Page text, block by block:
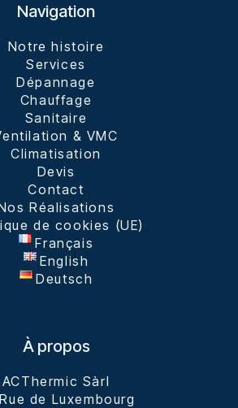
Navigation
Notre histoire
Services
Dépannage
Chauffage
Sanitaire
& VMC
Climatisation
Devis
Contact
Réalisations
de cookies (UE)
Français
English
Deutsch
À propos
ACThermic Sàrl
de Luxembourg